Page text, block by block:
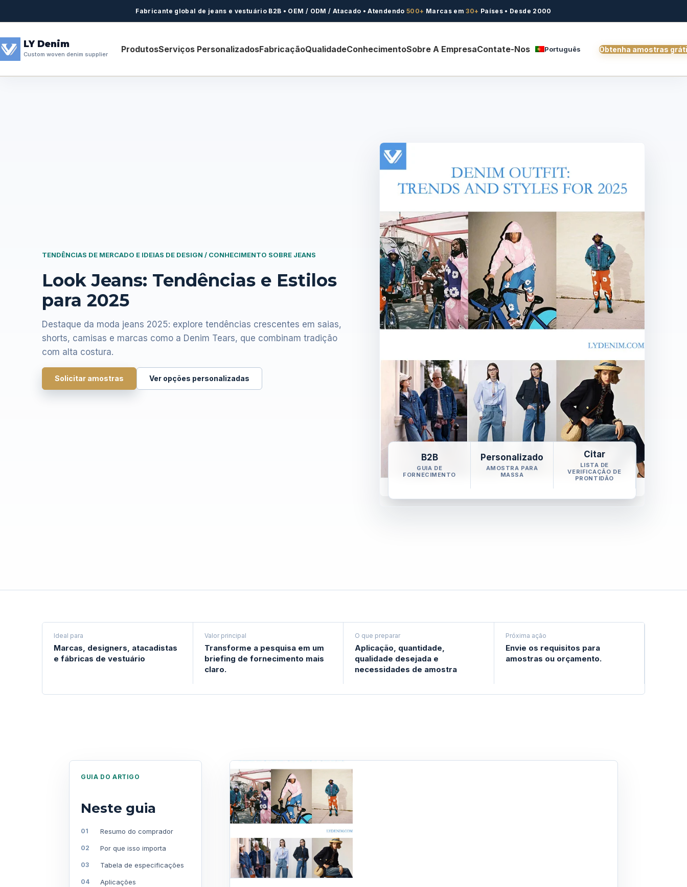
Fabricante global de jeans e vestuário B2B • OEM / ODM / Atacado • Atendendo 500+ Marcas em30+ Países • Desde 2000
LY Denim
Custom woven denim supplier ProdutosServiços PersonalizadosFabricaçãoQualidadeConhecimentoSobre A EmpresaContate-Nos Português Obtenha amostras
TENDÊNCIAS DE MERCADO E IDEIAS DE DESIGN / CONHECIMENTO SOBRE JEANS
Look Jeans: Tendências e Estilos
para 2025
Destaque da moda jeans 2025: explore tendências crescentes em saias,
shorts, camisas e marcas como a Denim Tears, que combinam tradição
com alta costura.
Solicitar amostras Ver opções personalizadas
B2B
GUIA DE
FORNECIMENTO
Personalizado
AMOSTRA PARA
MASSA
Citar
LISTA DE
VERIFICAÇÃO DE
PRONTIDÃO
Ideal para
Marcas, designers, atacadistas
e fábricas de vestuário
Valor principal
Transforme a pesquisa em um
briefing de fornecimento mais
claro.
O que preparar
Aplicação, quantidade,
qualidade desejada e
necessidades de amostra
Próxima ação
Envie os requisitos para
amostras ou orçamento.
GUIA DO ARTIGO
Neste guia
Resumo do comprador
Por que isso importa
Tabela de especificações
Aplicações